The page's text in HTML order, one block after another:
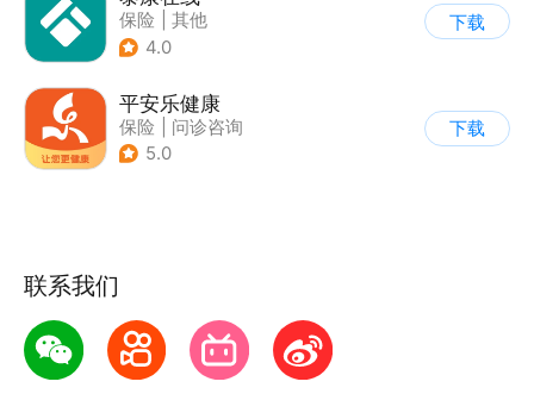
保险
其他
4.0
下载
平安乐健康
保险
问诊咨询
5.0
下载
联系我们